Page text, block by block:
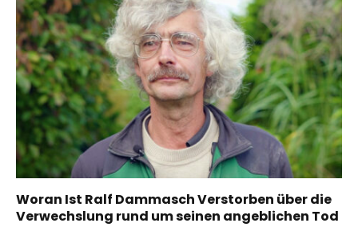
Woran Ist Ralf Dammasch Verstorben über die
Verwechslung rund um seinen angeblichen Tod